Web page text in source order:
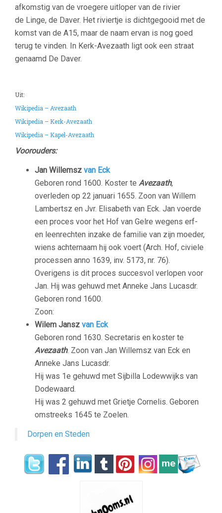
afkomstig van de vroegere uitloper van de rivier
de Linge, de Daver. Het riviertje is dichtgegooid met de
komst van de A15, maar de naam ervan is nog goed
terug te vinden. In Kerk-Avezaath ligt ook een straat
genaamd De Daver.
Uit:
Wikipedia – Avezaath
Wikipedia – Kerk-Avezaath
Wikipedia – Kapel-Avezaath
Voorouders:
Jan Willemsz van Eck
Geboren rond 1600. Koster te Avezaath,
overleden op 22 januari 1655. Zoon van Willem
Lambertsz en Jvr. Elisabeth van Eck. Jan voerde
een proces voor het Hof van Gelre wegens erf-
en leenrechten inzake de familie van zijn moeder,
wiens achternaam hij ook voert (Arch. Hof, civiele
processen anno 1639, inv. 5173, nr. 76).
Overigens is dit proces succesvol verlopen voor
Jan. Hij was gehuwd met Anneke Jans Lucasdr.
Geboren rond 1600.
Zoon:
Wilem Jansz van Eck
Geboren rond 1630. Secretaris en koster te
Avezaath. Zoon van Jan Willemsz van Eck en
Anneke Jans Lucasdr.
Hij was 1e gehuwd met Sijbilla Lodewwijks van
Dodewaard.
Hij was 2 gehuwd met Grietje Cornelis. Geboren
omstreeks 1645 te Zoelen.
Dorpen en Steden